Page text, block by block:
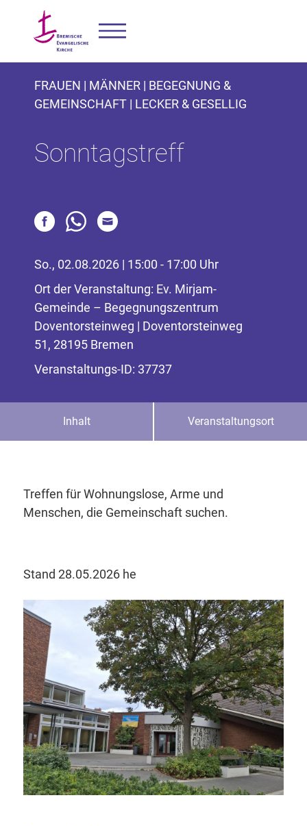
FRAUEN | MÄNNER | BEGEGNUNG &
GEMEINSCHAFT | LECKER & GESELLIG
Sonntagstreff
So., 02.08.2026 | 15:00 - 17:00 Uhr
Ort der Veranstaltung: Ev. Mirjam-
Gemeinde – Begegnungszentrum
Doventorsteinweg | Doventorsteinweg
51, 28195 Bremen
Veranstaltungs-ID: 37737
Inhalt Veranstaltungsort
Treffen für Wohnungslose, Arme und
Menschen, die Gemeinschaft suchen.
Stand 28.05.2026 he